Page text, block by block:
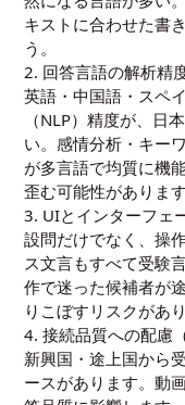
キストに合わせた書
う。
2. 回答言語の解析精
英語・中国語・スペ
（NLP）精度が、日
い。感情分析・キー
が多言語で均質に機
歪む可能性があります
3. UIとインターフェ
設問だけでなく、操
ス文言もすべて受験
作で迷った候補者が
りこぼすリスクがあり
4. 接続品質への配慮
新興国・途上国から
ースがあります。動